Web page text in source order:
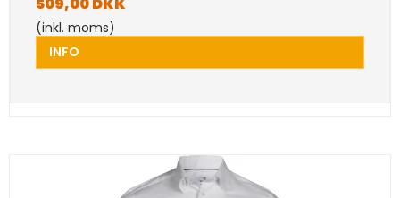
509,00 DKK
(inkl. moms)
INFO